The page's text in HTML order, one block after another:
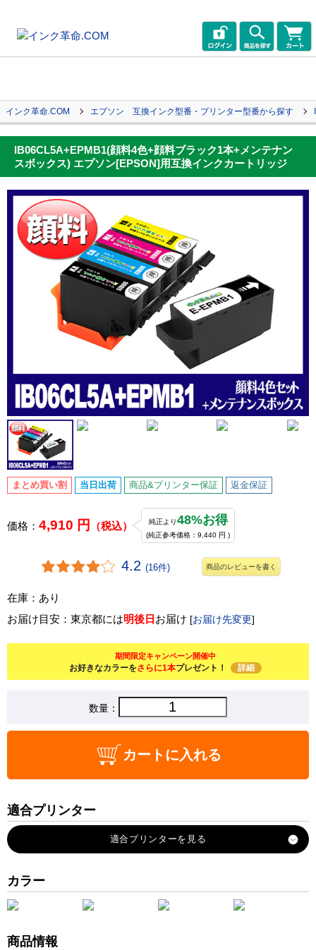
インク革命.COM エプソン 互換インク型番・プリンター型番から探す
IB06CL5A+EPMB1(顔料4色+顔料ブラック1本+メンテナン
スボックス) エプソン[EPSON]用互換インクカートリッジ
まとめ買い割 当日出荷 商品&プリンター保証 返金保証
価格： 4,910 円 （税込） 純正より48%お得
(純正参考価格：9,440 円 )
4.2 (16件) 商品のレビューを書く
在庫：あり
お届け目安：東京都には明後日 お届け [お届け先変更]
期間限定キャンペーン開催中
お好きなカラーをさらに1本プレゼント！ 詳細
数量：
カートに入れる
適合プリンター
PX-S5010R1
カラー
商品情報